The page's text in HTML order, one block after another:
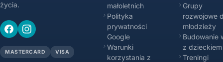
życia.
MASTERCARD VISA
małoletnich
Polityka
prywatności
Google
Warunki
korzystania z
Grupy
rozwojowe
młodzieży
Budowanie
z dzieckiem
Treningi